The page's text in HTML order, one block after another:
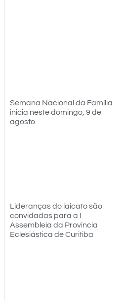
Semana Nacional da Família
inicia neste domingo, 9 de
agosto
Lideranças do laicato são
convidadas para a I
Assembleia da Província
Eclesiástica de Curitiba